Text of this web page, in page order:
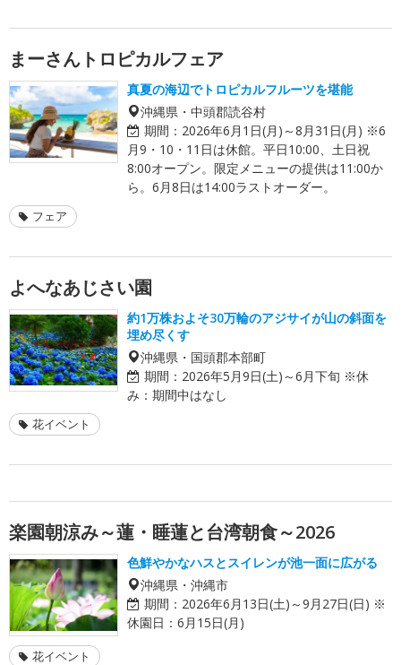
まーさんトロピカルフェア
真夏の海辺でトロピカルフルーツを堪能
沖縄県・中頭郡読谷村
期間： 2026年6月1日(月)～8月31日(月) ※6
月9・10・11日は休館。平日10:00、土日祝
8:00オープン。限定メニューの提供は11:00か
ら。6月8日は14:00ラストオーダー。
フェア
よへなあじさい園
約1万株およそ30万輪のアジサイが山の斜面を
埋め尽くす
沖縄県・国頭郡本部町
期間： 2026年5月9日(土)～6月下旬 ※休
み：期間中はなし
花イベント
楽園朝涼み～蓮・睡蓮と台湾朝食～2026
色鮮やかなハスとスイレンが池一面に広がる
沖縄県・沖縄市
期間： 2026年6月13日(土)～9月27日(日) ※
休園日：6月15日(月)
花イベント